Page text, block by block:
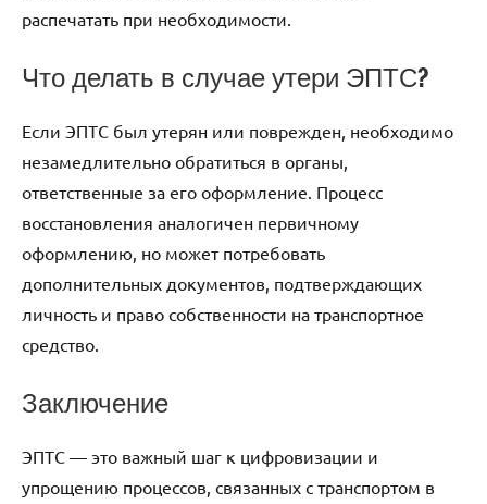
распечатать при необходимости.
Что делать в случае утери ЭПТС?
Если ЭПТС был утерян или поврежден, необходимо
незамедлительно обратиться в органы,
ответственные за его оформление. Процесс
восстановления аналогичен первичному
оформлению, но может потребовать
дополнительных документов, подтверждающих
личность и право собственности на транспортное
средство.
Заключение
ЭПТС — это важный шаг к цифровизации и
упрощению процессов, связанных с транспортом в